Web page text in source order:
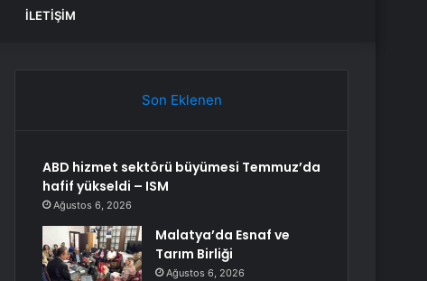
İLETIŞIM
Son Eklenen
ABD hizmet sektörü büyümesi Temmuz’da
hafif yükseldi – ISM
Ağustos 6, 2026
Malatya’da Esnaf ve
Tarım Birliği
Ağustos 6, 2026